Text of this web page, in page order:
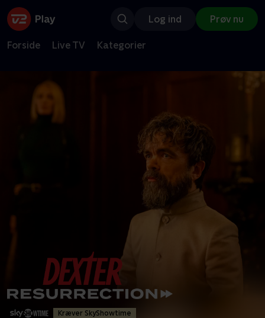
Log ind Prøv nu
Forside Live TV Kategorier
Kræver SkyShowtime